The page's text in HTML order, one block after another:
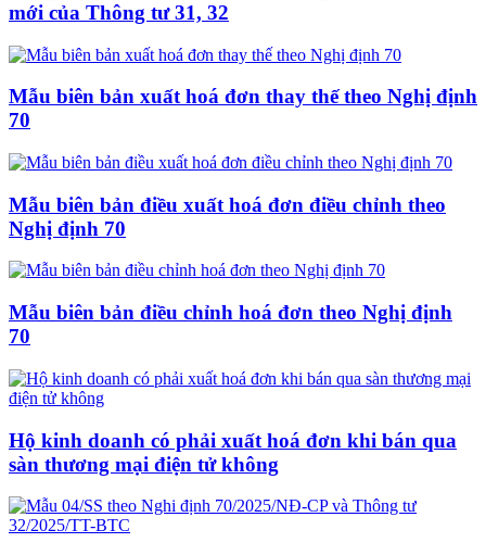
mới của Thông tư 31, 32
Mẫu biên bản xuất hoá đơn thay thế theo Nghị định
70
Mẫu biên bản điều xuất hoá đơn điều chỉnh theo
Nghị định 70
Mẫu biên bản điều chỉnh hoá đơn theo Nghị định
70
Hộ kinh doanh có phải xuất hoá đơn khi bán qua
sàn thương mại điện tử không